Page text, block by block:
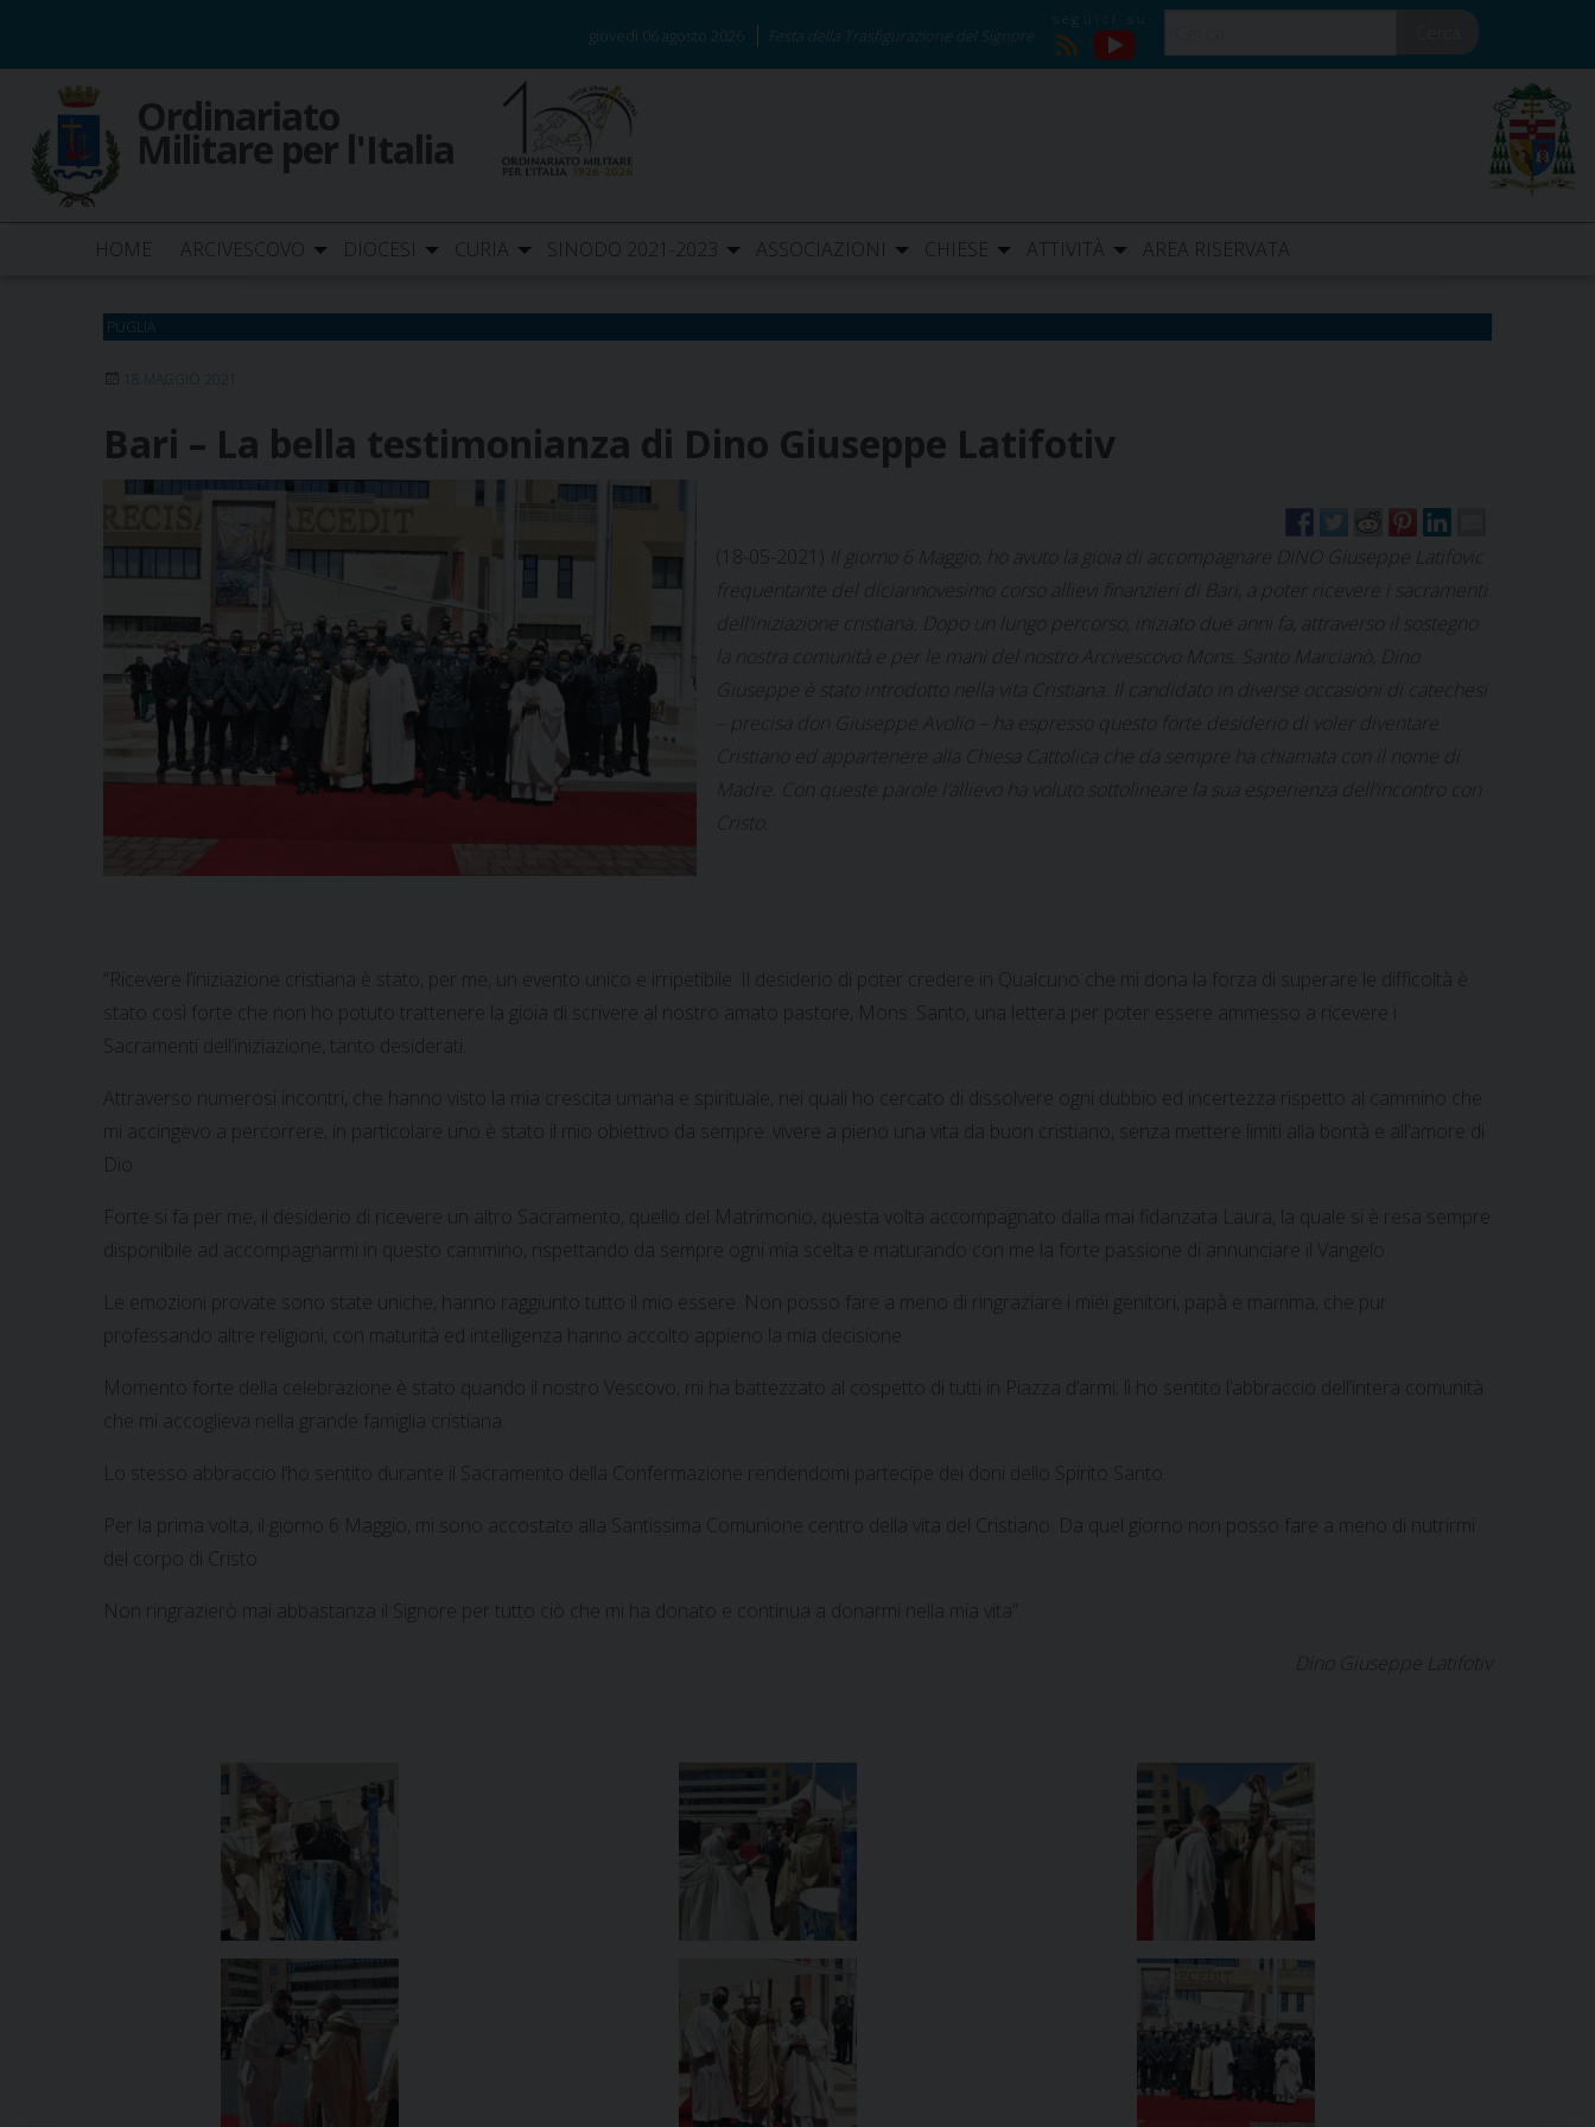
content
giovedì 06 agosto 2026 Festa della Trasfigurazione del Signore
RSS
YouTube
Ordinariato
Militare per l'Italia
HOME ARCIVESCOVO DIOCESI CURIA SINODO 2021-2023 ASSOCIAZIONI CHIESE ATTIVITÀ AREA RISERVATA
PUGLIA
18 MAGGIO 2021
Bari – La bella testimonianza di Dino Giuseppe Latifotiv
(18-05-2021)
Il giorno 6 Maggio, ho avuto la gioia di accompagnare DINO Giuseppe Latifovic
frequentante del diciannovesimo corso allievi finanzieri di Bari, a poter ricevere i sacramenti
dell’iniziazione cristiana. Dopo un lungo percorso, iniziato due anni fa, attraverso il sostegno
la nostra comunità e per le mani del nostro Arcivescovo Mons. Santo Marcianò, Dino
Giuseppe è stato introdotto nella vita Cristiana. Il candidato in diverse occasioni di catechesi
– precisa don Giuseppe Avolio – ha espresso questo forte desiderio di voler diventare
Cristiano ed appartenere alla Chiesa Cattolica che da sempre ha chiamata con il nome di
Madre. Con queste parole l’allievo ha voluto sottolineare la sua esperienza dell’incontro con
Cristo.
“Ricevere l’iniziazione cristiana è stato, per me, un evento unico e irripetibile. Il desiderio di poter credere in Qualcuno che mi dona la forza di superare le difficoltà è
stato così forte che non ho potuto trattenere la gioia di scrivere al nostro amato pastore, Mons. Santo, una lettera per poter essere ammesso a ricevere i
Sacramenti dell’iniziazione, tanto desiderati.
Attraverso numerosi incontri, che hanno visto la mia crescita umana e spirituale, nei quali ho cercato di dissolvere ogni dubbio ed incertezza rispetto al cammino che
mi accingevo a percorrere, in particolare uno è stato il mio obiettivo da sempre: vivere a pieno una vita da buon cristiano, senza mettere limiti alla bontà e all’amore di
Dio.
Forte si fa per me, il desiderio di ricevere un altro Sacramento, quello del Matrimonio, questa volta accompagnato dalla mai fidanzata Laura, la quale si è resa sempre
disponibile ad accompagnarmi in questo cammino, rispettando da sempre ogni mia scelta e maturando con me la forte passione di annunciare il Vangelo.
Le emozioni provate sono state uniche, hanno raggiunto tutto il mio essere. Non posso fare a meno di ringraziare i miei genitori, papà e mamma, che pur
professando altre religioni, con maturità ed intelligenza hanno accolto appieno la mia decisione.
Momento forte della celebrazione è stato quando il nostro Vescovo, mi ha battezzato al cospetto di tutti in Piazza d’armi; lì ho sentito l’abbraccio dell’intera comunità
che mi accoglieva nella grande famiglia cristiana.
Lo stesso abbraccio l’ho sentito durante il Sacramento della Confermazione rendendomi partecipe dei doni dello Spirito Santo.
Per la prima volta, il giorno 6 Maggio, mi sono accostato alla Santissima Comunione centro della vita del Cristiano. Da quel giorno non posso fare a meno di nutrirmi
del corpo di Cristo.
Non ringrazierò mai abbastanza il Signore per tutto ciò che mi ha donato e continua a donarmi nella mia vita”.
Dino Giuseppe Latifotiv